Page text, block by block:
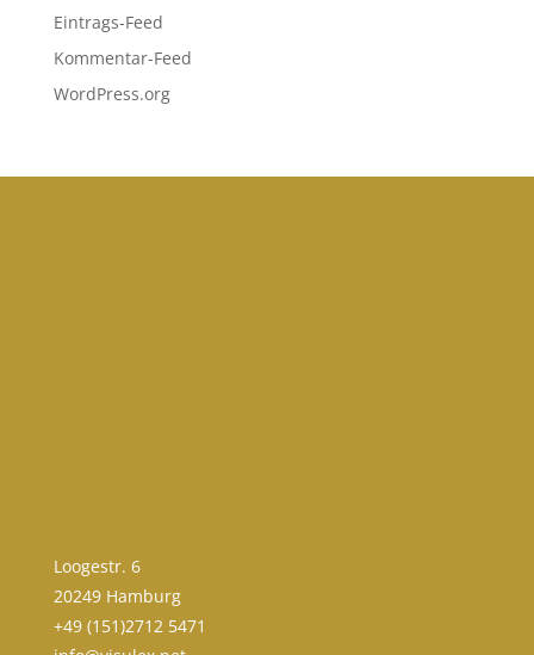
Eintrags-Feed
Kommentar-Feed
WordPress.org
Loogestr. 6
20249 Hamburg
+49 (151)2712 5471